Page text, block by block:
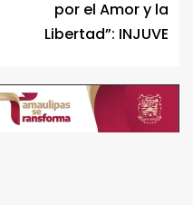
por el Amor y la
Libertad”: INJUVE